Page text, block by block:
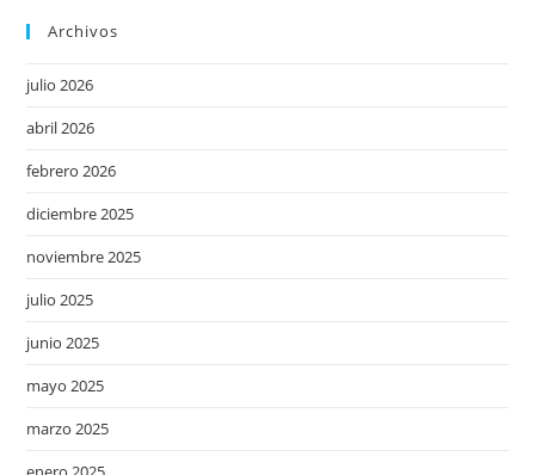
Archivos
julio 2026
abril 2026
febrero 2026
diciembre 2025
noviembre 2025
julio 2025
junio 2025
mayo 2025
marzo 2025